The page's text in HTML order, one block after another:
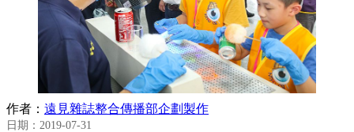
作者： 遠見雜誌整合傳播部企劃製作
日期：2019-07-31